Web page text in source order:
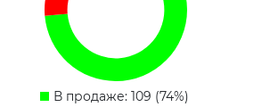
В продаже: 109 (74%)